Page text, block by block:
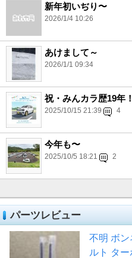
新年初いぢり〜
2026/1/4 10:26
あけまして～
2026/1/1 09:34
祝・みんカラ歴19年！
2025/10/15 21:39 4
今年も〜
2025/10/5 18:21 2
パーツレビュー
不明 ボン
ルト ター